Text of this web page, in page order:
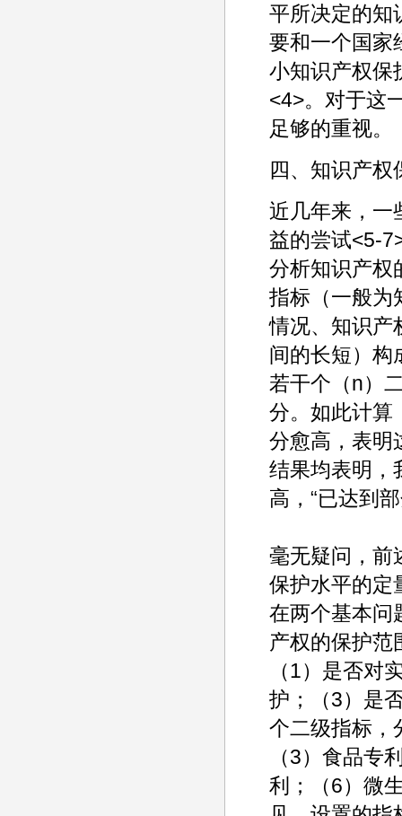
平所决定的知
要和一个国家
小知识产权保
<4>。对于这
足够的重视。
四、知识产权
近几年来，一
益的尝试<5-
分析知识产权
指标（一般为
情况、知识产
间的长短）构
若干个（n）
分。如此计算
分愈高，表明
结果均表明，
高，“已达到
毫无疑问，前
保护水平的定
在两个基本问
产权的保护范
（1）是否对
护；（3）是
个二级指标，
（3）食品专
利；（6）微